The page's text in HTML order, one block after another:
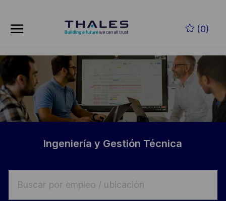
(0)
--
Ingeniería y Gestión Técnica